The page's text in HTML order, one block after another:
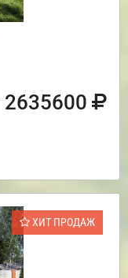
2635600
ХИТ ПРОДАЖ